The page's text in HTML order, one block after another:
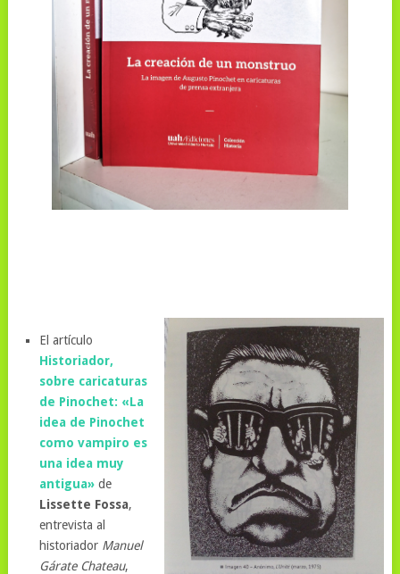
El artículo
Historiador,
sobre caricaturas
de Pinochet: «La
idea de Pinochet
como vampiro es
una idea muy
antigua» de
Lissette Fossa,
entrevista al
historiador Manuel
Gárate Chateau,